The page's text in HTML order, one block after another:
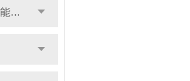
电力安全工器具力学性能试验机